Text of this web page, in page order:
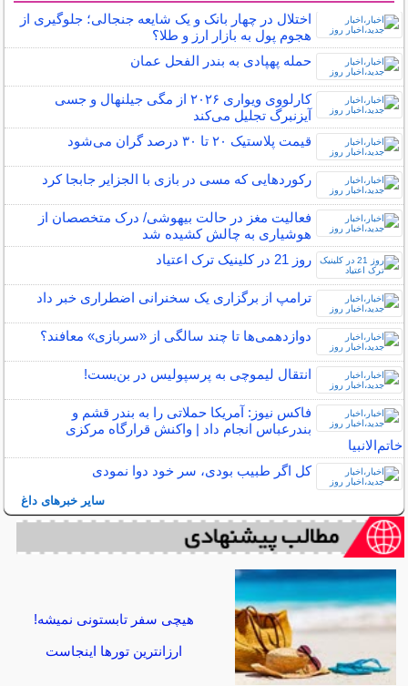
اختلال در چهار بانک و یک شایعه جنجالی؛ جلوگیری از
هجوم پول به بازار ارز و طلا؟
حمله پهپادی به بندر الفحل عمان
کارلووی ویواری ۲۰۲۶ از مگی جیلنهال و جسی
آیزنبرگ تجلیل می‌کند
قیمت پلاستیک ۲۰ تا ۳۰ درصد گران می‌شود
رکوردهایی که مسی در بازی با الجزایر جابجا کرد
فعالیت مغز در حالت بیهوشی/ درک متخصصان از
هوشیاری به چالش کشیده شد
روز 21 در کلینیک ترک اعتیاد
ترامپ از برگزاری یک سخنرانی اضطراری خبر داد
دوازدهمی‌ها تا چند سالگی از «سربازی» معافند؟
انتقال لیموچی به پرسپولیس در بن‌بست!
فاکس نیوز: آمریکا حملاتی را به بندر قشم و
بندرعباس انجام داد | واکنش قرارگاه مرکزی
خاتم‌الانبیا
کل اگر طبیب بودی، سر خود دوا نمودی
سایر خبرهای داغ
هیچی سفر تابستونی نمیشه!
ارزانترین تورها اینجاست